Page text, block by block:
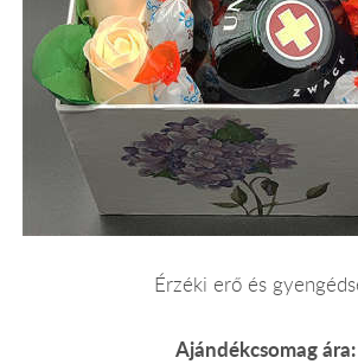
Érzéki erő és
Ajándékcsomag ára: